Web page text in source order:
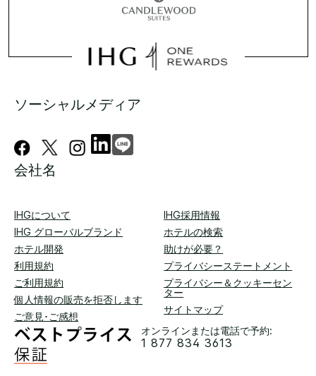
ソーシャルメディア
会社名
IHGについて
IHG採用情報
IHG グローバルブランド
ホテルの検索
ホテル開発
助けが必要？
利用規約
プライバシーステートメント
ご利用規約
プライバシー＆クッキーセン
ター
個人情報の販売を拒否します
サイトマップ
ご意見･ご感想
オンラインまたは電話で予約:
1 877 834 3613